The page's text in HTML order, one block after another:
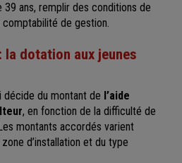
39 ans, remplir des conditions de
de gestion.
la dotation aux jeunes
décide du montant de l’aide
, en fonction de la difficulté de
montants accordés varient
d’installation et du type